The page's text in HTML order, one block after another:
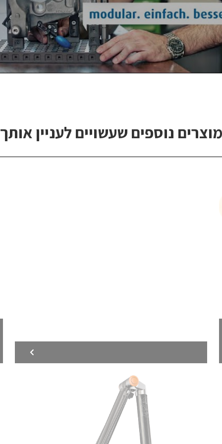
מוצרים נוספים שעשויים לעניין אותך